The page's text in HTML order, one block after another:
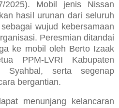
2025). Mobil jenis Nissan
hasil urunan dari seluruh
wujud kebersamaan
Peresmian ditandai
ke mobil oleh Berto Izaak
PPM-LVRI Kabupaten
Syahbal, serta segenap
bergantian.
menunjang kelancaran